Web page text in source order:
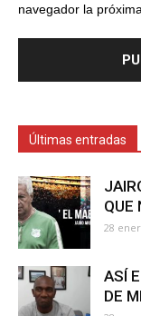
navegador la
Últimas entradas
QUE
28
ASÍ
DE